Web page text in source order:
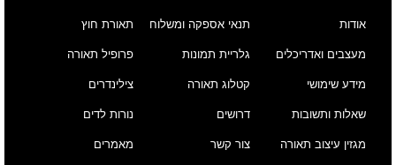
אודות
מעצבים ואדריכלים
מידע שימושי
שאלות ותשובות
מגזין עיצוב תאורה
תנאי אספקה ומשלוח
גלריית תמונות
קטלוג תאורה
דרושים
צור קשר
תאורת חוץ
פרופיל תאורה
צילינדרים
נורות לדים
מאמרים